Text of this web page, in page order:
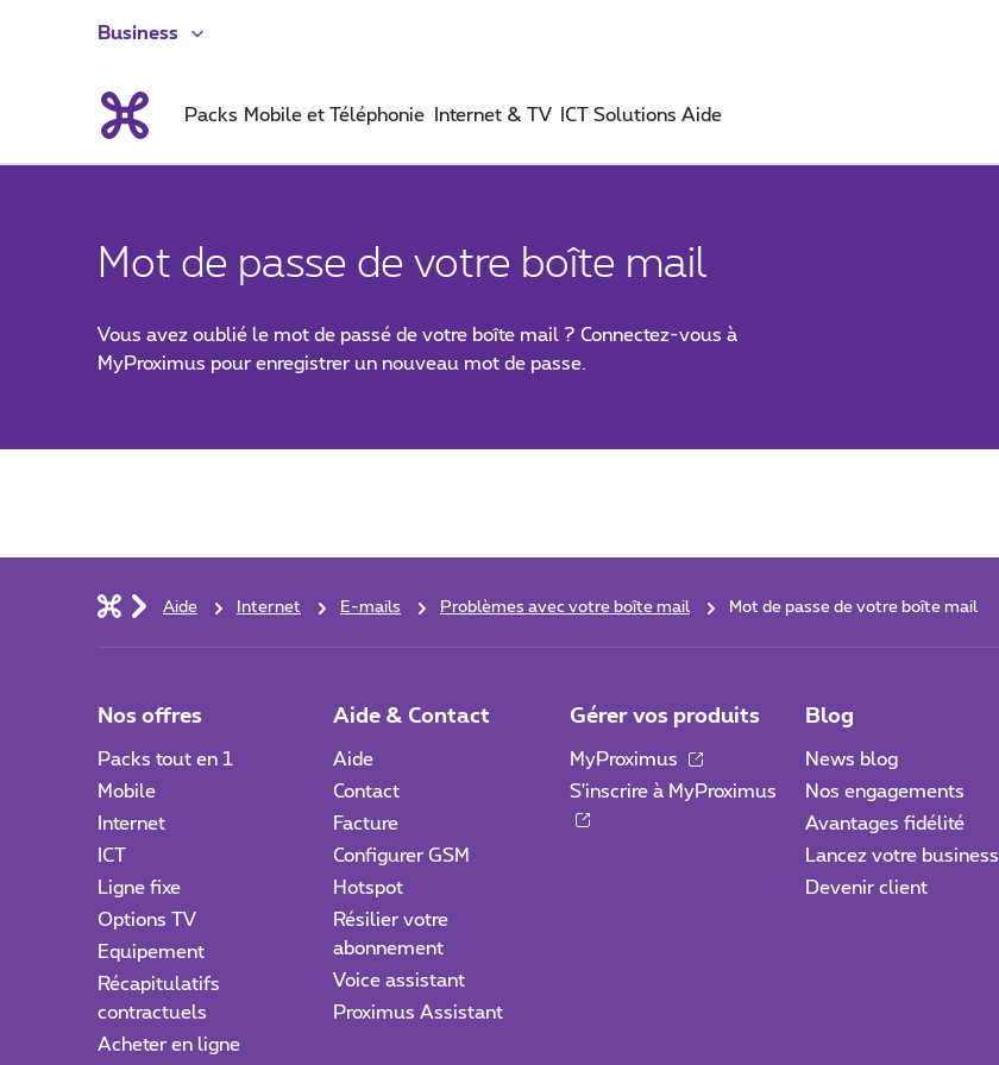
Business
Packs Mobile et Téléphonie Internet & TV ICT Solutions Aide
Mot de passe de votre boîte mail
Vous avez oublié le mot de passé de votre boîte mail ? Connectez-vous à
MyProximus pour enregistrer un nouveau mot de passe.
Aide Internet E-mails Problèmes avec votre boîte mail Mot de passe de votre boîte mail
Nos offres
Packs tout en 1
Mobile
Internet
ICT
Ligne fixe
Options TV
Equipement
Récapitulatifs
contractuels
Acheter en ligne
Aide & Contact
Aide
Contact
Facture
Configurer GSM
Hotspot
Résilier votre
abonnement
Voice assistant
Proximus Assistant
Gérer vos produits
MyProximus
S'inscrire à MyProximus
Blog
News blog
Nos engagements
Avantages fidélité
Lancez votre business
Devenir client